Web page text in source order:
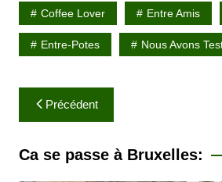
Coffee Lover Entre Amis
Entre-Potes Nous Avons
a
v
Précédent
Ca se passe à Bruxelles: